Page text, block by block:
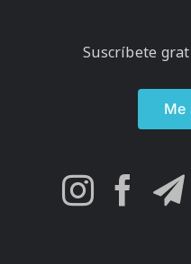
Suscríbete
Me